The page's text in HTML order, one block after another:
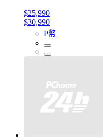
$25,990
$30,990
P幣